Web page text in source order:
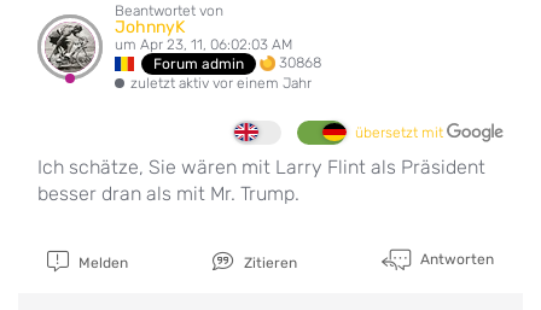
Beantwortet von
JohnnyK
um Apr 23, 11, 06:02:03 AM
Forum admin
30868
zuletzt aktiv vor einem Jahr
übersetzt mit
Ich schätze, Sie wären mit Larry Flint als Präsident
besser dran als mit Mr. Trump.
Melden Zitieren Antworten